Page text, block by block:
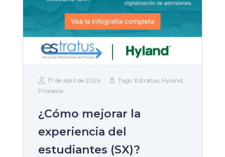
17 de abril de 2024 Tags: Estratus Hyland
Procesos
¿Cómo mejorar la
experiencia del
estudiantes (SX)?